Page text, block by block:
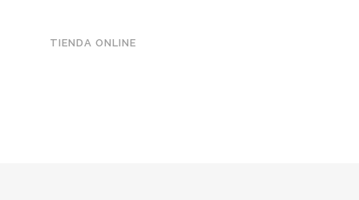
TIENDA ONLINE